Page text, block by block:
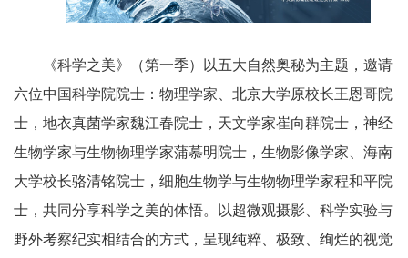
《科学之美》（第一季）以五大自然奥秘为主题，邀请
六位中国科学院院士：物理学家、北京大学原校长王恩哥院
士，地衣真菌学家魏江春院士，天文学家崔向群院士，神经
生物学家与生物物理学家蒲慕明院士，生物影像学家、海南
大学校长骆清铭院士，细胞生物学与生物物理学家程和平院
士，共同分享科学之美的体悟。以超微观摄影、科学实验与
野外考察纪实相结合的方式，呈现纯粹、极致、绚烂的视觉